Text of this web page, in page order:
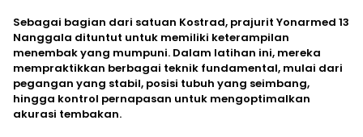
Sebagai bagian dari satuan Kostrad, prajurit Yonarmed 13
Nanggala dituntut untuk memiliki keterampilan
menembak yang mumpuni. Dalam latihan ini, mereka
mempraktikkan berbagai teknik fundamental, mulai dari
pegangan yang stabil, posisi tubuh yang seimbang,
hingga kontrol pernapasan untuk mengoptimalkan
akurasi tembakan.